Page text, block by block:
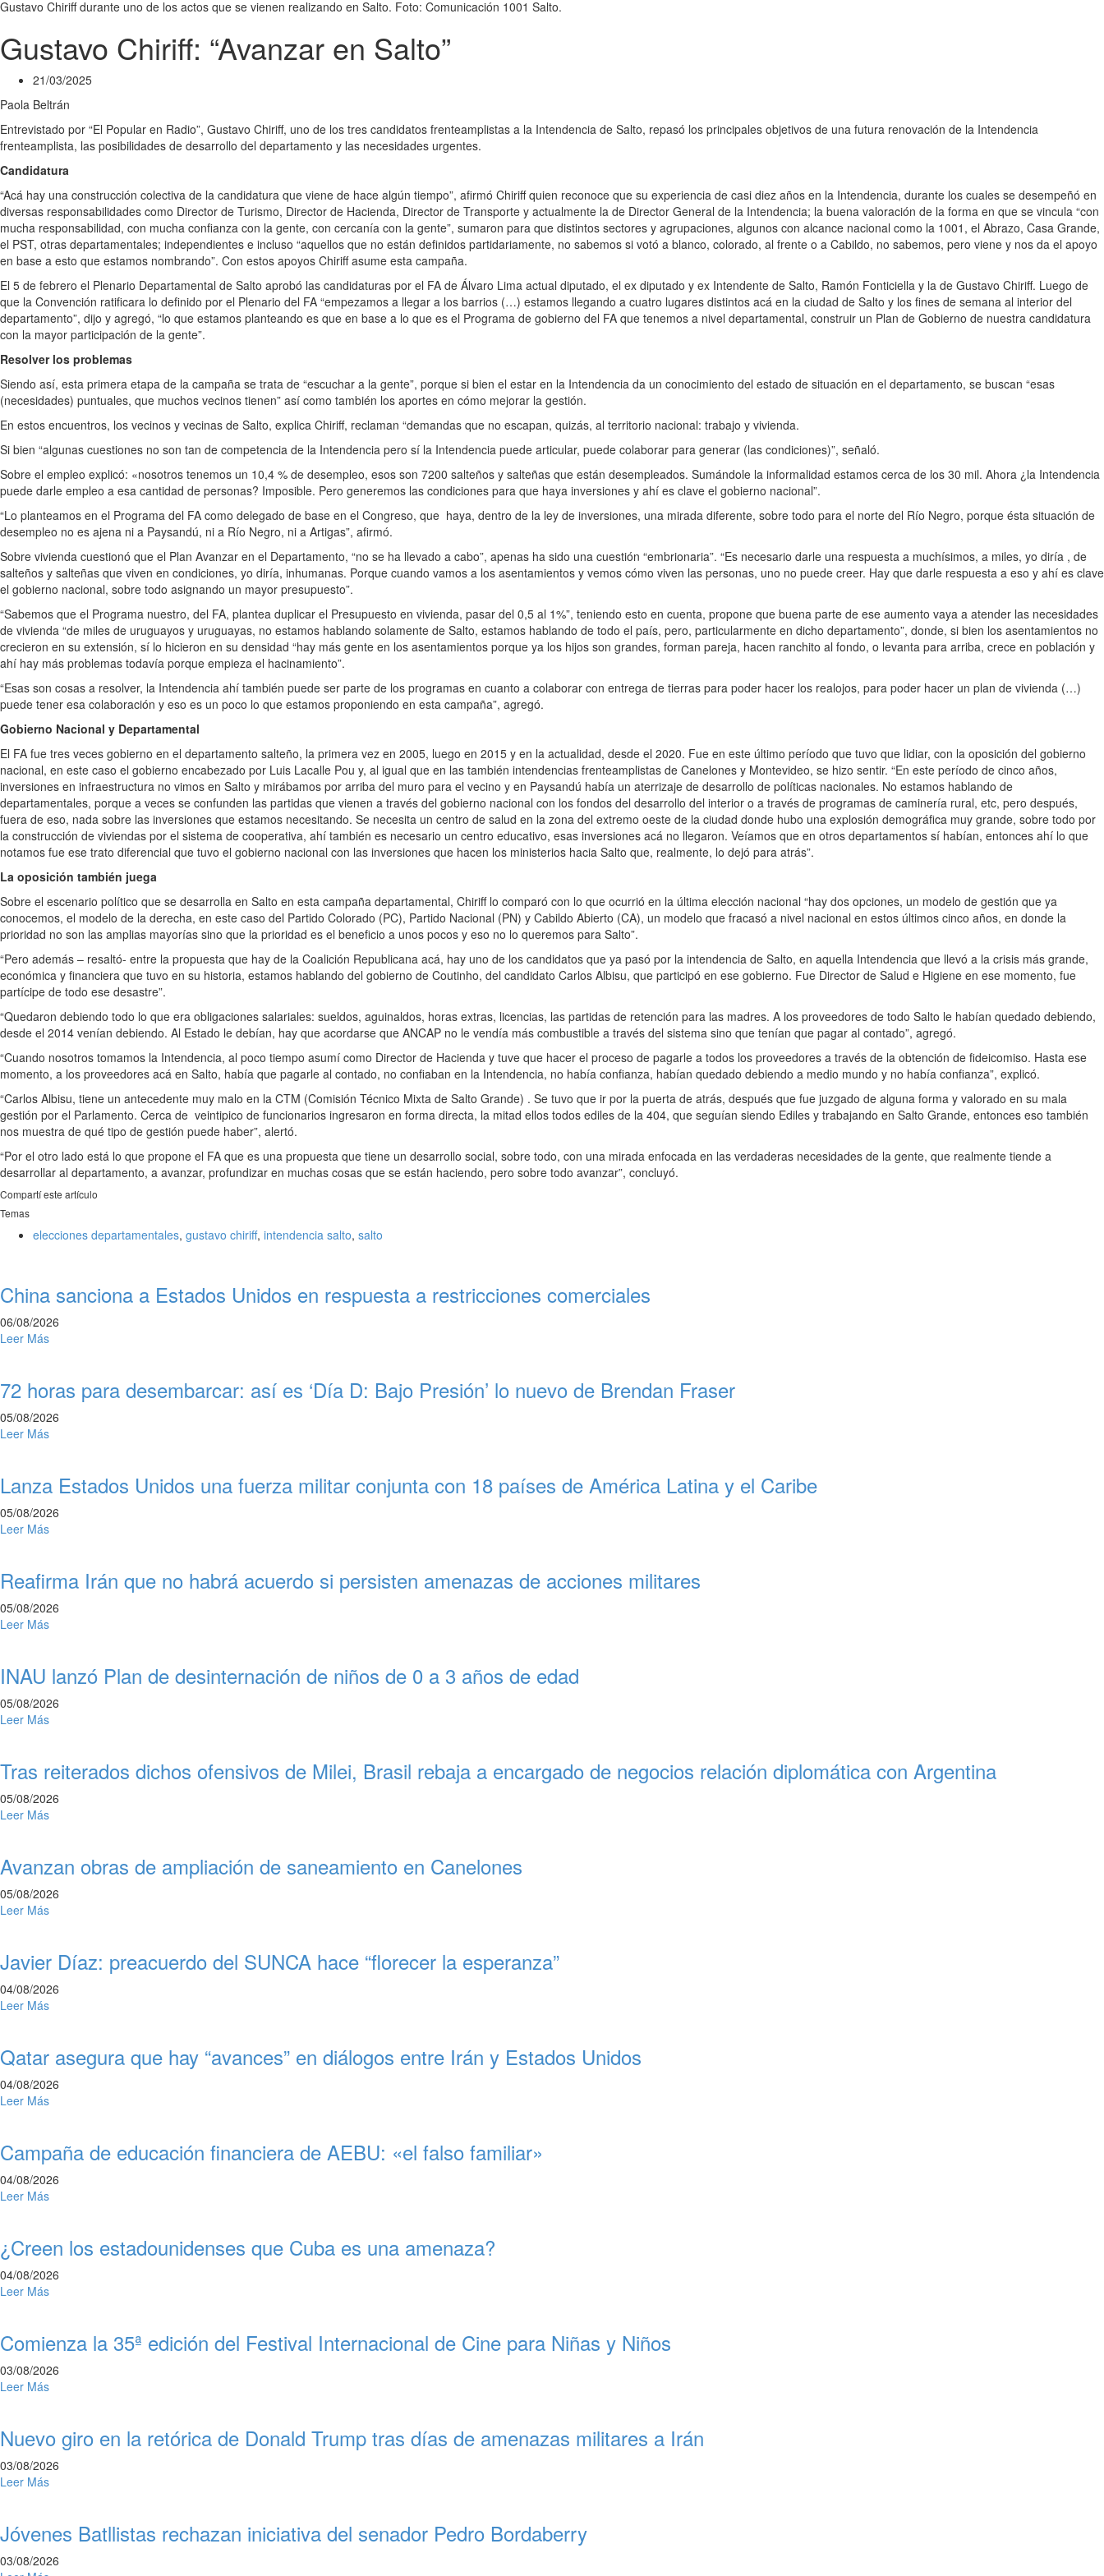
Gustavo Chiriff durante uno de los actos que se vienen realizando en Salto. Foto: Comunicación 1001 Salto.
Gustavo Chiriff: “Avanzar en Salto”
21/03/2025
Paola Beltrán
Entrevistado por “El Popular en Radio”, Gustavo Chiriff, uno de los tres candidatos frenteamplistas a la Intendencia de Salto, repasó los principales objetivos de una futura renovación de la Intendencia
frenteamplista, las posibilidades de desarrollo del departamento y las necesidades urgentes.
Candidatura
“Acá hay una construcción colectiva de la candidatura que viene de hace algún tiempo”, afirmó Chiriff quien reconoce que su experiencia de casi diez años en la Intendencia, durante los cuales se desempeñó en
diversas responsabilidades como Director de Turismo, Director de Hacienda, Director de Transporte y actualmente la de Director General de la Intendencia; la buena valoración de la forma en que se vincula “con
mucha responsabilidad, con mucha confianza con la gente, con cercanía con la gente”, sumaron para que distintos sectores y agrupaciones, algunos con alcance nacional como la 1001, el Abrazo, Casa Grande,
el PST, otras departamentales; independientes e incluso “aquellos que no están definidos partidariamente, no sabemos si votó a blanco, colorado, al frente o a Cabildo, no sabemos, pero viene y nos da el apoyo
en base a esto que estamos nombrando”. Con estos apoyos Chiriff asume esta campaña.
El 5 de febrero el Plenario Departamental de Salto aprobó las candidaturas por el FA de Álvaro Lima actual diputado, el ex diputado y ex Intendente de Salto, Ramón Fonticiella y la de Gustavo Chiriff. Luego de
que la Convención ratificara lo definido por el Plenario del FA “empezamos a llegar a los barrios (…) estamos llegando a cuatro lugares distintos acá en la ciudad de Salto y los fines de semana al interior del
departamento”, dijo y agregó, “lo que estamos planteando es que en base a lo que es el Programa de gobierno del FA que tenemos a nivel departamental, construir un Plan de Gobierno de nuestra candidatura
con la mayor participación de la gente”.
Resolver los problemas
Siendo así, esta primera etapa de la campaña se trata de “escuchar a la gente”, porque si bien el estar en la Intendencia da un conocimiento del estado de situación en el departamento, se buscan “esas
(necesidades) puntuales, que muchos vecinos tienen” así como también los aportes en cómo mejorar la gestión.
En estos encuentros, los vecinos y vecinas de Salto, explica Chiriff, reclaman “demandas que no escapan, quizás, al territorio nacional: trabajo y vivienda.
Si bien “algunas cuestiones no son tan de competencia de la Intendencia pero sí la Intendencia puede articular, puede colaborar para generar (las condiciones)”, señaló.
Sobre el empleo explicó: «nosotros tenemos un 10,4 % de desempleo, esos son 7200 salteños y salteñas que están desempleados. Sumándole la informalidad estamos cerca de los 30 mil. Ahora ¿la Intendencia
puede darle empleo a esa cantidad de personas? Imposible. Pero generemos las condiciones para que haya inversiones y ahí es clave el gobierno nacional”.
“Lo planteamos en el Programa del FA como delegado de base en el Congreso, que haya, dentro de la ley de inversiones, una mirada diferente, sobre todo para el norte del Río Negro, porque ésta situación de
desempleo no es ajena ni a Paysandú, ni a Río Negro, ni a Artigas”, afirmó.
Sobre vivienda cuestionó que el Plan Avanzar en el Departamento, “no se ha llevado a cabo”, apenas ha sido una cuestión “embrionaria”. “Es necesario darle una respuesta a muchísimos, a miles, yo diría , de
salteños y salteñas que viven en condiciones, yo diría, inhumanas. Porque cuando vamos a los asentamientos y vemos cómo viven las personas, uno no puede creer. Hay que darle respuesta a eso y ahí es clave
el gobierno nacional, sobre todo asignando un mayor presupuesto”.
“Sabemos que el Programa nuestro, del FA, plantea duplicar el Presupuesto en vivienda, pasar del 0,5 al 1%”, teniendo esto en cuenta, propone que buena parte de ese aumento vaya a atender las necesidades
de vivienda “de miles de uruguayos y uruguayas, no estamos hablando solamente de Salto, estamos hablando de todo el país, pero, particularmente en dicho departamento”, donde, si bien los asentamientos no
crecieron en su extensión, sí lo hicieron en su densidad “hay más gente en los asentamientos porque ya los hijos son grandes, forman pareja, hacen ranchito al fondo, o levanta para arriba, crece en población y
ahí hay más problemas todavía porque empieza el hacinamiento”.
“Esas son cosas a resolver, la Intendencia ahí también puede ser parte de los programas en cuanto a colaborar con entrega de tierras para poder hacer los realojos, para poder hacer un plan de vivienda (…)
puede tener esa colaboración y eso es un poco lo que estamos proponiendo en esta campaña”, agregó.
Gobierno Nacional y Departamental
El FA fue tres veces gobierno en el departamento salteño, la primera vez en 2005, luego en 2015 y en la actualidad, desde el 2020. Fue en este último período que tuvo que lidiar, con la oposición del gobierno
nacional, en este caso el gobierno encabezado por Luis Lacalle Pou y, al igual que en las también intendencias frenteamplistas de Canelones y Montevideo, se hizo sentir. “En este período de cinco años,
inversiones en infraestructura no vimos en Salto y mirábamos por arriba del muro para el vecino y en Paysandú había un aterrizaje de desarrollo de políticas nacionales. No estamos hablando de
departamentales, porque a veces se confunden las partidas que vienen a través del gobierno nacional con los fondos del desarrollo del interior o a través de programas de caminería rural, etc, pero después,
fuera de eso, nada sobre las inversiones que estamos necesitando. Se necesita un centro de salud en la zona del extremo oeste de la ciudad donde hubo una explosión demográfica muy grande, sobre todo por
la construcción de viviendas por el sistema de cooperativa, ahí también es necesario un centro educativo, esas inversiones acá no llegaron. Veíamos que en otros departamentos sí habían, entonces ahí lo que
notamos fue ese trato diferencial que tuvo el gobierno nacional con las inversiones que hacen los ministerios hacia Salto que, realmente, lo dejó para atrás”.
La oposición también juega
Sobre el escenario político que se desarrolla en Salto en esta campaña departamental, Chiriff lo comparó con lo que ocurrió en la última elección nacional “hay dos opciones, un modelo de gestión que ya
conocemos, el modelo de la derecha, en este caso del Partido Colorado (PC), Partido Nacional (PN) y Cabildo Abierto (CA), un modelo que fracasó a nivel nacional en estos últimos cinco años, en donde la
prioridad no son las amplias mayorías sino que la prioridad es el beneficio a unos pocos y eso no lo queremos para Salto”.
“Pero además – resaltó- entre la propuesta que hay de la Coalición Republicana acá, hay uno de los candidatos que ya pasó por la intendencia de Salto, en aquella Intendencia que llevó a la crisis más grande,
económica y financiera que tuvo en su historia, estamos hablando del gobierno de Coutinho, del candidato Carlos Albisu, que participó en ese gobierno. Fue Director de Salud e Higiene en ese momento, fue
partícipe de todo ese desastre”.
“Quedaron debiendo todo lo que era obligaciones salariales: sueldos, aguinaldos, horas extras, licencias, las partidas de retención para las madres. A los proveedores de todo Salto le habían quedado debiendo,
desde el 2014 venían debiendo. Al Estado le debían, hay que acordarse que ANCAP no le vendía más combustible a través del sistema sino que tenían que pagar al contado”, agregó.
“Cuando nosotros tomamos la Intendencia, al poco tiempo asumí como Director de Hacienda y tuve que hacer el proceso de pagarle a todos los proveedores a través de la obtención de fideicomiso. Hasta ese
momento, a los proveedores acá en Salto, había que pagarle al contado, no confiaban en la Intendencia, no había confianza, habían quedado debiendo a medio mundo y no había confianza”, explicó.
“Carlos Albisu, tiene un antecedente muy malo en la CTM (Comisión Técnico Mixta de Salto Grande) . Se tuvo que ir por la puerta de atrás, después que fue juzgado de alguna forma y valorado en su mala
gestión por el Parlamento. Cerca de veintipico de funcionarios ingresaron en forma directa, la mitad ellos todos ediles de la 404, que seguían siendo Ediles y trabajando en Salto Grande, entonces eso también
nos muestra de qué tipo de gestión puede haber”, alertó.
“Por el otro lado está lo que propone el FA que es una propuesta que tiene un desarrollo social, sobre todo, con una mirada enfocada en las verdaderas necesidades de la gente, que realmente tiende a
desarrollar al departamento, a avanzar, profundizar en muchas cosas que se están haciendo, pero sobre todo avanzar”, concluyó.
Compartí este artículo
Temas
elecciones departamentales, gustavo chiriff, intendencia salto, salto
China sanciona a Estados Unidos en respuesta a restricciones comerciales
06/08/2026
Leer Más
72 horas para desembarcar: así es ‘Día D: Bajo Presión’ lo nuevo de Brendan Fraser
05/08/2026
Leer Más
Lanza Estados Unidos una fuerza militar conjunta con 18 países de América Latina y el Caribe
05/08/2026
Leer Más
Reafirma Irán que no habrá acuerdo si persisten amenazas de acciones militares
05/08/2026
Leer Más
INAU lanzó Plan de desinternación de niños de 0 a 3 años de edad
05/08/2026
Leer Más
Tras reiterados dichos ofensivos de Milei, Brasil rebaja a encargado de negocios relación diplomática con Argentina
05/08/2026
Leer Más
Avanzan obras de ampliación de saneamiento en Canelones
05/08/2026
Leer Más
Javier Díaz: preacuerdo del SUNCA hace “florecer la esperanza”
04/08/2026
Leer Más
Qatar asegura que hay “avances” en diálogos entre Irán y Estados Unidos
04/08/2026
Leer Más
Campaña de educación financiera de AEBU: «el falso familiar»
04/08/2026
Leer Más
¿Creen los estadounidenses que Cuba es una amenaza?
04/08/2026
Leer Más
Comienza la 35ª edición del Festival Internacional de Cine para Niñas y Niños
03/08/2026
Leer Más
Nuevo giro en la retórica de Donald Trump tras días de amenazas militares a Irán
03/08/2026
Leer Más
Jóvenes Batllistas rechazan iniciativa del senador Pedro Bordaberry
03/08/2026